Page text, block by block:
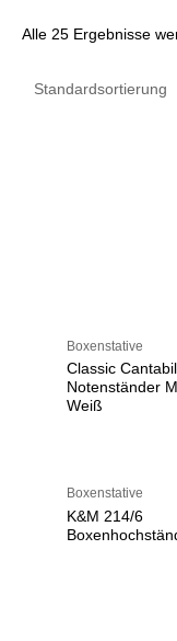
Alle 25 Ergebnisse
Boxenstative
Classic
Notenständer
Weiß
Boxenstative
K&M 214/6